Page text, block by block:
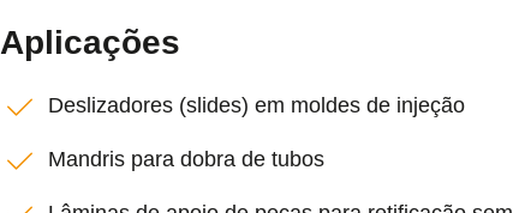
Aplicações
Deslizadores (slides) em moldes de injeção
Mandris para dobra de tubos